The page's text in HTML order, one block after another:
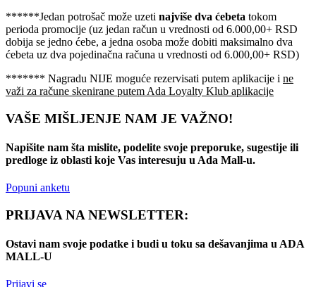
******Jedan potrošač može uzeti najviše dva ćebeta tokom
perioda promocije (uz jedan račun u vrednosti od 6.000,00+ RSD
dobija se jedno ćebe, a jedna osoba može dobiti maksimalno dva
ćebeta uz dva pojedinačna računa u vrednosti od 6.000,00+ RSD)
******* Nagradu NIJE moguće rezervisati putem aplikacije i ne
važi za račune skenirane putem Ada Loyalty Klub aplikacije
VAŠE MIŠLJENJE NAM JE VAŽNO!
Napišite nam šta mislite, podelite svoje preporuke, sugestije ili
predloge iz oblasti koje Vas interesuju u Ada Mall-u.
Popuni anketu
PRIJAVA NA NEWSLETTER:
Ostavi nam svoje podatke i budi u toku sa dešavanjima u ADA
MALL-U
Prijavi se